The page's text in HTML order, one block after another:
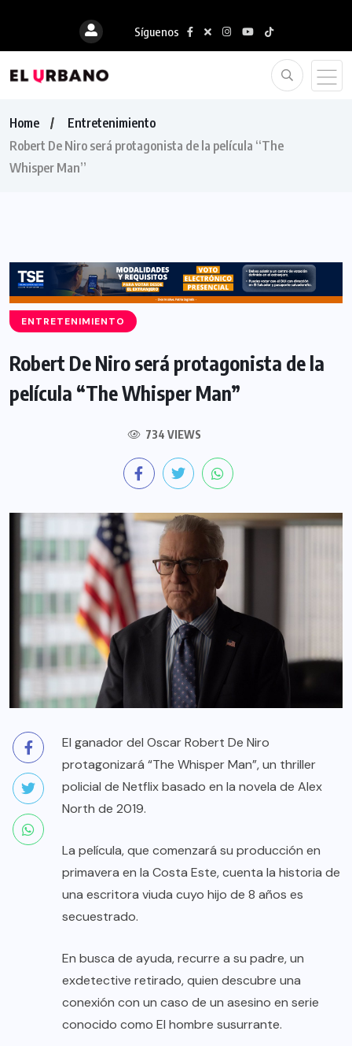
Síguenos
Home
Entretenimiento
Robert De Niro será protagonista de la película “The
Whisper Man”
ENTRETENIMIENTO
Robert De Niro será protagonista de la
película “The Whisper Man”
734 VIEWS
El ganador del Oscar Robert De Niro
protagonizará “The Whisper Man”, un thriller
policial de Netflix basado en la novela de Alex
North de 2019.
La película, que comenzará su producción en
primavera en la Costa Este, cuenta la historia de
una escritora viuda cuyo hijo de 8 años es
secuestrado.
En busca de ayuda, recurre a su padre, un
exdetective retirado, quien descubre una
conexión con un caso de un asesino en serie
conocido como El hombre susurrante.